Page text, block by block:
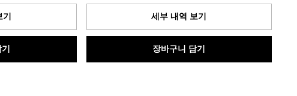
개
니
세부 내역 보기
장바구니 담기